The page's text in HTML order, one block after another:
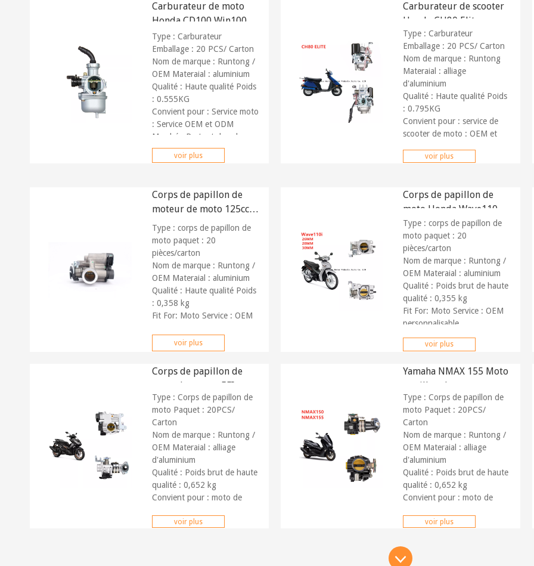
Paypal
Carburateur de moto
Honda CD100 Win100
PZ22 90cc 100cc 110cc
Type : Carburateur
Emballage : 20 PCS/ Carton
Nom de marque : Runtong /
OEM Materaial : aluminium
Qualité : Haute qualité Poids
: 0.555KG
Convient pour : Service moto
: Service OEM et ODM
Marché : Partout dans le
monde Paiement :T/T,
Paypal
voir plus
Carburateur de scooter
Honda CH80 Elite
Type : Carburateur
Emballage : 20 PCS/ Carton
Nom de marque : Runtong
Materaial : alliage
d'aluminium
Qualité : Haute qualité Poids
: 0.795KG
Convient pour : service de
scooter de moto : OEM et
Marché : Partout dans le
voir plus
Corps de papillon de
moteur de moto 125cc
150cc
Type : corps de papillon de
moto paquet : 20
pièces/carton
Nom de marque : Runtong /
OEM Materaial : aluminium
Qualité : Haute qualité Poids
: 0,358 kg
Fit For: Moto Service : OEM
voir plus
Corps de papillon de
moto Honda Wave110i
Wave125i
Type : corps de papillon de
moto paquet : 20
pièces/carton
Nom de marque : Runtong /
OEM Materaial : aluminium
Qualité : Poids brut de haute
qualité : 0,355 kg
Fit For: Moto Service : OEM
personnalisable
Marché : Partout dans le
monde Paiement :Paypal,
voir plus
Corps de papillon de
moto de course EFI
26MM
Type : Corps de papillon de
moto Paquet : 20PCS/
Carton
Nom de marque : Runtong /
OEM Materaial : alliage
d'aluminium
Qualité : Poids brut de haute
qualité : 0,652 kg
Convient pour : moto de
personnalisable
voir plus
Yamaha NMAX 155 Moto
papillon des gaz
Type : Corps de papillon de
moto Paquet : 20PCS/
Carton
Nom de marque : Runtong /
OEM Materaial : alliage
d'aluminium
Qualité : Poids brut de haute
qualité : 0,652 kg
Convient pour : moto de
personnalisable
monde Paiement :
Paypal, occidental
voir plus